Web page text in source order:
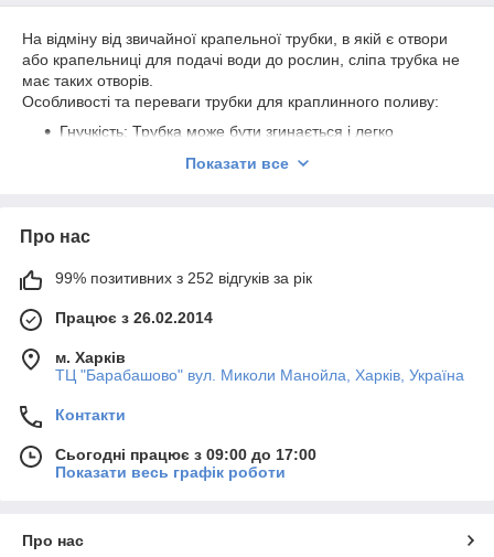
На відміну від звичайної крапельної трубки, в якій є отвори
або крапельниці для подачі води до рослин, сліпа трубка не
має таких отворів.
Особливості та переваги трубки для краплинного поливу:
Гнучкість: Трубка може бути згинається і легко
ультрафіолетового випромінювання та інших
термін служби.
Рівномірний розподіл води: Отвори або крапельниці
забезпечує рівномірну подачу води до рослин.
Зручність встановлення та обслуговування: Трубка
для крапельного поливу легко встановлюється та
системоюполиву за допомогою сполучних фітингів або
штуцерів.
води внаслідок випаровування та зливу у непотрібні
Показати все
Про нас
99% позитивних з 252 відгуків за рік
Працює з 26.02.2014
м. Харків
ТЦ "Барабашово" вул. Миколи Манойла, Харків, Україна
Контакти
Сьогодні працює з 09:00 до 17:00
Показати весь графік роботи
Про нас